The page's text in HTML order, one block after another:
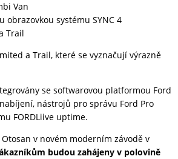
Van
obrazovkou systému SYNC 4
Trail
a Trail, které se vyznačují výrazně
se softwarovou platformou Ford
nástrojů pro správu Ford Pro
FORDLiive uptime.
v novém moderním závodě v
budou zahájeny v polovině